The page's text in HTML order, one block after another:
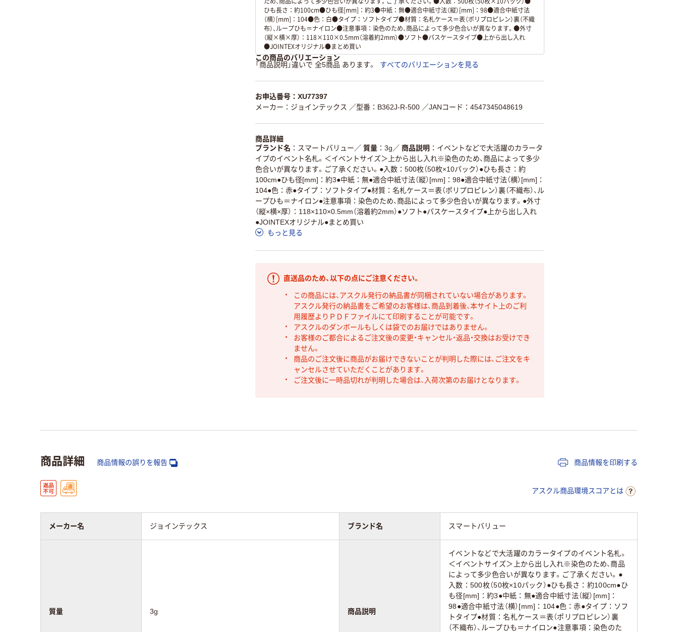
ひも長さ：約100cm●ひも径[mm]：約3●中紙：無●適合中紙寸法（縦）[mm]：98●適合中紙寸法
（横）[mm]：104●色：白●タイプ：ソフトタイプ●材質：名札ケース＝表（ポリプロピレン）裏（不織
布）、ループひも＝ナイロン●注意事項：染色のため、商品によって多少色合いが異なります。●外寸
（縦×横×厚）：118×110×0.5mm（溶着約2mm）●ソフト●パスケースタイプ●上から出し入れ
●JOINTEXオリジナル●まとめ買い
この商品のバリエーション
「商品説明」違いで 全5商品 あります。
すべてのバリエーションを見る
お申込番号：XU77397
メーカー：ジョインテックス ／型番：B362J-R-500 ／JANコード：4547345048619
商品詳細
ブランド名
スマートバリュー ／ 質量 3g ／ 商品説明
イベントなどで大活躍のカラータ
イプのイベント名札。＜イベントサイズ＞上から出し入れ※染色のため、商品によって多少
色合いが異なります。ご了承ください。●入数：500枚（50枚×10パック）●ひも長さ：約
100cm●ひも径[mm]：約3●中紙：無●適合中紙寸法（縦）[mm]：98●適合中紙寸法（横）[mm]：
104●色：赤●タイプ：ソフトタイプ●材質：名札ケース＝表（ポリプロピレン）裏（不織布）、ル
ープひも＝ナイロン●注意事項：染色のため、商品によって多少色合いが異なります。●外寸
（縦×横×厚）：118×110×0.5mm（溶着約2mm）●ソフト●パスケースタイプ●上から出し入れ
●JOINTEXオリジナル●まとめ買い
もっと見る
直送品のため、以下の点にご注意ください。
この商品には、アスクル発行の納品書が同梱されていない場合があります。
アスクル発行の納品書をご希望のお客様は、商品到着後、本サイト上のご利
用履歴よりＰＤＦファイルにて印刷することが可能です。
アスクルのダンボールもしくは袋でのお届けではありません。
お客様のご都合によるご注文後の変更・キャンセル・返品・交換はお受けでき
ません。
商品のご注文後に商品がお届けできないことが判明した際には、ご注文をキ
ャンセルさせていただくことがあります。
ご注文後に一時品切れが判明した場合は、入荷次第のお届けとなります。
商品詳細 商品情報の誤りを報告 商品情報を印刷する
アスクル商品環境スコアとは
メーカー名 ジョインテックス ブランド名 スマートバリュー
質量 3g 商品説明
イベントなどで大活躍のカラータイプのイベント名札。
＜イベントサイズ＞上から出し入れ※染色のため、商品
によって多少色合いが異なります。ご了承ください。●
入数：500枚（50枚×10パック）●ひも長さ：約100cm●ひ
も径[mm]：約3●中紙：無●適合中紙寸法（縦）[mm]：
98●適合中紙寸法（横）[mm]：104●色：赤●タイプ：ソフ
トタイプ●材質：名札ケース＝表（ポリプロピレン）裏
（不織布）、ループひも＝ナイロン●注意事項：染色のた